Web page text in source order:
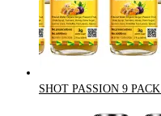
SHOT PASSION 9 PACK